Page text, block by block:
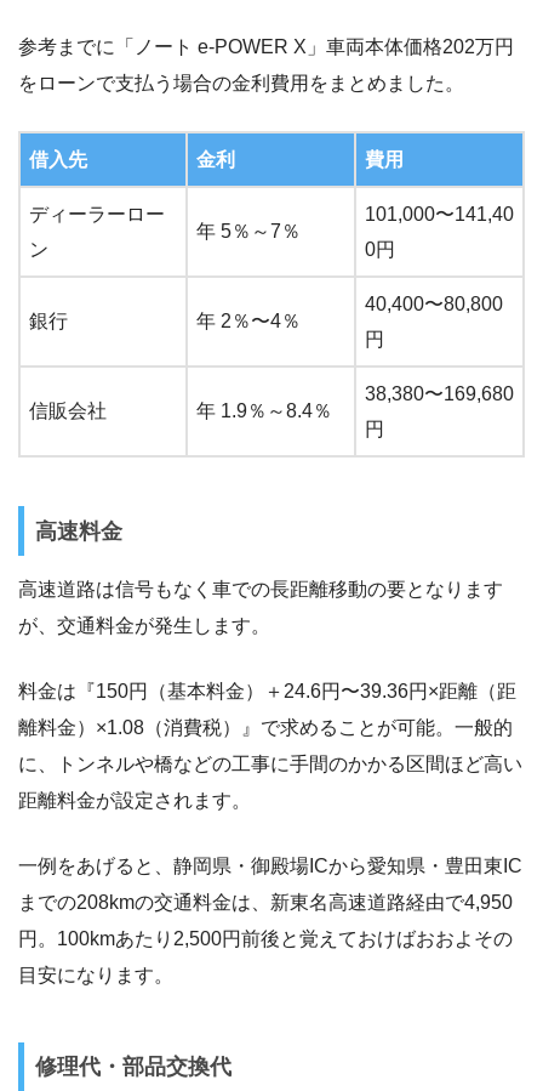
参考までに「ノート e-POWER X」車両本体価格202万円
をローンで支払う場合の金利費用をまとめました。
借入先 金利 費用
ディーラーロー
ン
年 5％～7％
101,000〜141,40
0円
銀行 年 2％〜4％
40,400〜80,800
円
信販会社 年 1.9％～8.4％
38,380〜169,680
円
高速料金
高速道路は信号もなく車での長距離移動の要となります
が、交通料金が発生します。
料金は『150円（基本料金）＋24.6円〜39.36円×距離（距
離料金）×1.08（消費税）』で求めることが可能。一般的
に、トンネルや橋などの工事に手間のかかる区間ほど高い
距離料金が設定されます。
一例をあげると、静岡県・御殿場ICから愛知県・豊田東IC
までの208kmの交通料金は、新東名高速道路経由で4,950
円。100kmあたり2,500円前後と覚えておけばおおよその
目安になります。
修理代・部品交換代